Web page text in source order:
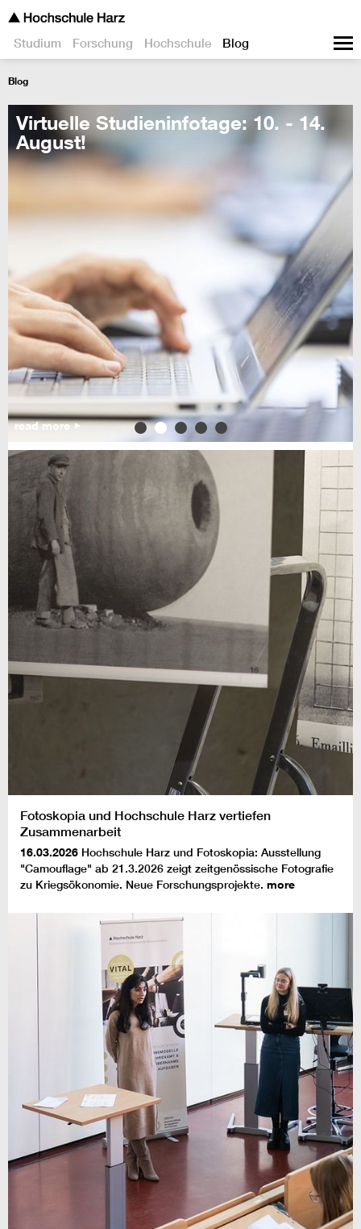
Studium Forschung Hochschule Blog
Blog
Virtuelle Studieninfotage: 10. - 14.
August!
read more
Fotoskopia und Hochschule Harz vertiefen
Zusammenarbeit
16.03.2026 Hochschule Harz und Fotoskopia: Ausstellung
"Camouflage" ab 21.3.2026 zeigt zeitgenössische Fotografie
zu Kriegsökonomie. Neue Forschungsprojekte. more